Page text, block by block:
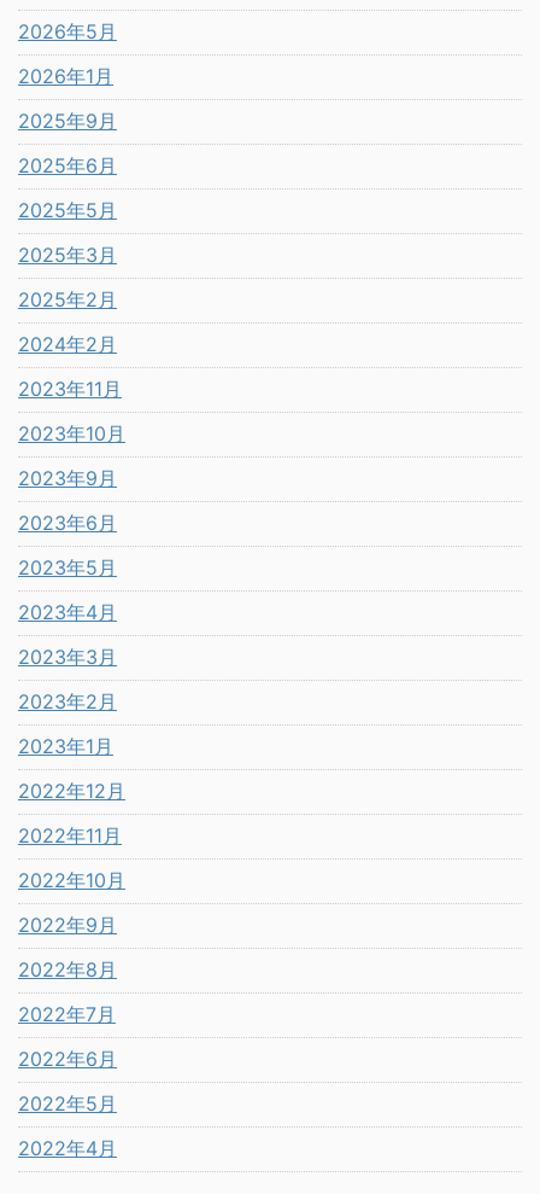
2026年5月
2026年1月
2025年9月
2025年6月
2025年5月
2025年3月
2025年2月
2024年2月
2023年11月
2023年10月
2023年9月
2023年6月
2023年5月
2023年4月
2023年3月
2023年2月
2023年1月
2022年12月
2022年11月
2022年10月
2022年9月
2022年8月
2022年7月
2022年6月
2022年5月
2022年4月